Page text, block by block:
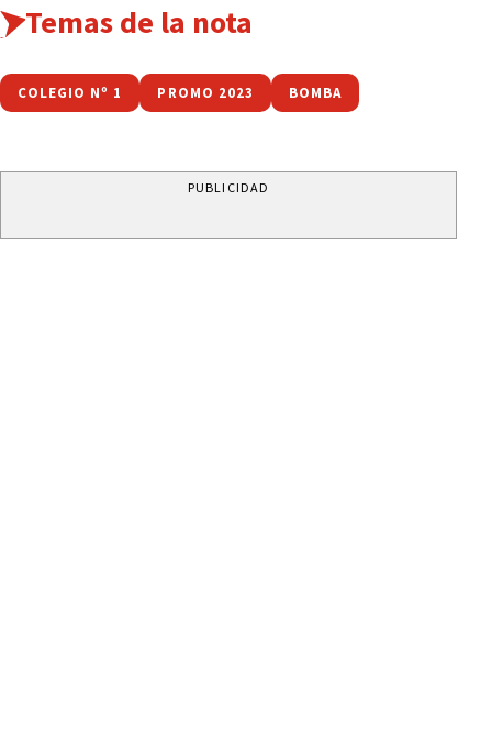
Temas de la nota
COLEGIO Nº 1 PROMO 2023 BOMBA
PUBLICIDAD